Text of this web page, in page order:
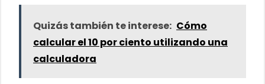
Quizás también te interese: Cómo
calcular el 10 por ciento utilizando una
calculadora